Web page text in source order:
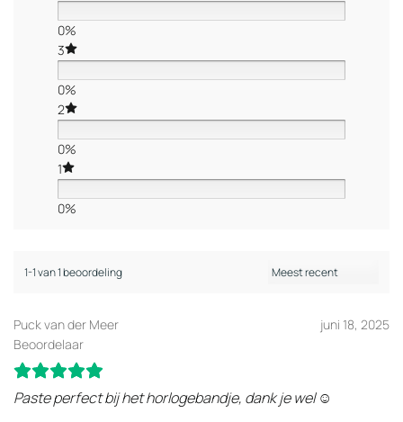
0%
3
0%
2
0%
1
0%
1-1 van 1 beoordeling
Puck van der Meer
Beoordelaar
juni 18, 2025
Paste perfect bij het horlogebandje, dank je wel ☺️